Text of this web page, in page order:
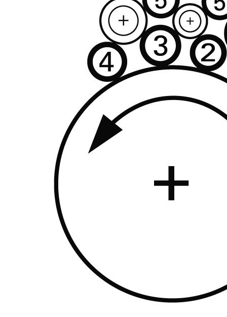
Відгуки
Програма обміну валів
Програма обміну валів —
має аналогів не лише на
програма дозволяє
врахуванням вартості
найголовніше в цій
отримують нові
встановлюють їх на
відпрацьовані. І ще один
полягає в тому, що вона